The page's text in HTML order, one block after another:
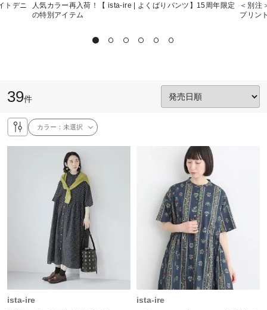
トデニ
人気カラー再入荷！【 ista-ire | よくばりパンツ】15周年限定
の特別アイテム
＜別注
プリン
39件
カラー：未選択
ista-ire
ista-ire